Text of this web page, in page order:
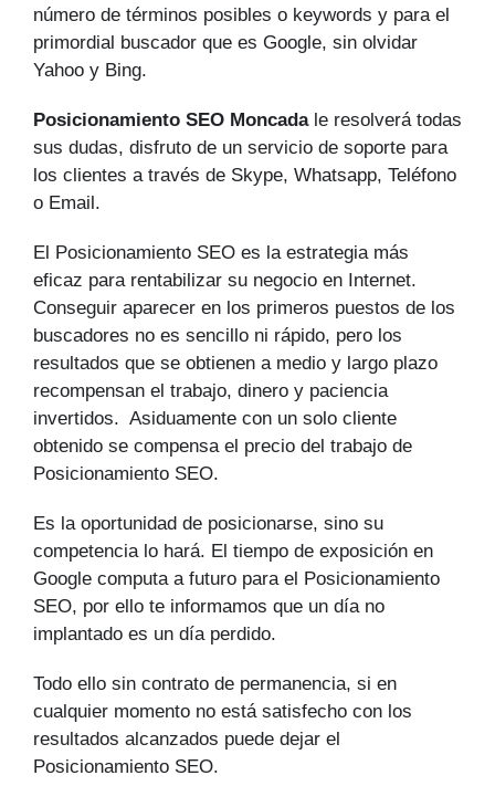
número de tér­minos posibles o keywords y para el
primordial buscador que es Google, sin olvidar
Yahoo y Bing.
Posicionamiento SEO Moncadale resolverá todas
sus dudas, disfruto de un servicio de soporte para
los clientes a través de Skype, Whatsapp, Teléfono
o Email.
El Posicionamiento SEO es la estrategia más
eficaz para rentabilizar su negocio en Internet.
Conseguir aparecer en los primeros puestos de los
buscadores no es sencillo ni rápido, pero los
resultados que se obtienen a medio y largo plazo
recompensan el trabajo, dinero y paciencia
invertidos. Asiduamente con un solo cliente
obtenido se compensa el precio del trabajo de
Posicionamiento SEO.
Es la oportunidad de posicionarse, sino su
competencia lo hará. El tiempo de exposición en
Google computa a futuro para el Posicionamiento
SEO, por ello te informamos que un día no
implantado es un día perdido.
Todo ello sin contrato de permanencia, si en
cualquier momento no está satisfecho con los
resultados alcanzados puede dejar el
Posicionamiento SEO.